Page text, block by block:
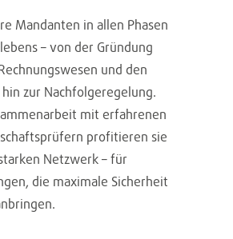
Mandanten in allen Phasen
– von der Gründung
und den
hin zur Nachfolgeregelung.
mit erfahrenen
profitieren sie
Netzwerk – für
die maximale Sicherheit